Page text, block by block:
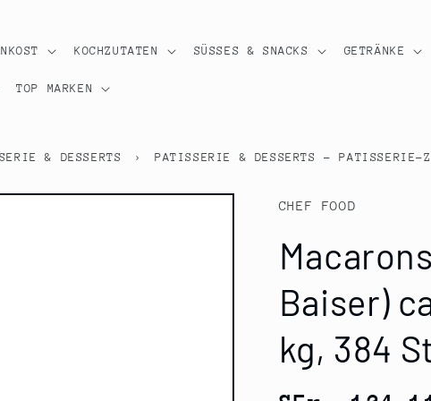
KOCHZUTATEN SÜSSES & SNACKS GETRÄNKE
TOP MARKEN
& DESSERTS › PATISSERIE & DESSERTS - PATISSERIE-
CHEF FOOD
Baiser)
kg, 384
Normaler